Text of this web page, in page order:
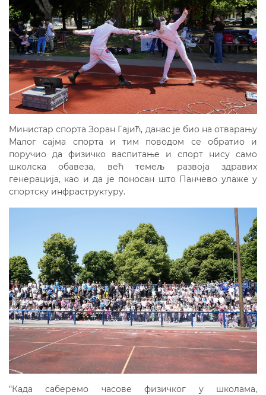
Министар спорта Зоран Гајић, данас је био на отварању
Малог сајма спорта и тим поводом се обратио и
поручио да физичко васпитање и спорт нису само
школска обавеза, већ темељ развоја здравих
генерација, као и да је поносан што Панчево улаже у
спортску инфраструктуру.
"Када саберемо часове физичког у школама,